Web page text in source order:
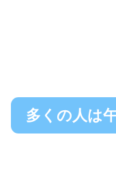
多くの人は